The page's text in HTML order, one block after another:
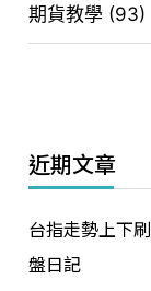
期貨教學 (93)
近期文章
台指走勢上下
盤日記